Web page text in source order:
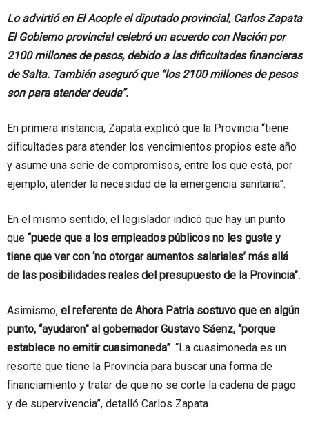
Lo advirtió en El Acople el diputado provincial, Carlos Zapata
El Gobierno provincial celebró un acuerdo con Nación por
2100 millones de pesos, debido a las dificultades financieras
de Salta. También aseguró que “los 2100 millones de pesos
son para atender deuda”.
En primera instancia, Zapata explicó que la Provincia “tiene
dificultades para atender los vencimientos propios este año
y asume una serie de compromisos, entre los que está, por
ejemplo, atender la necesidad de la emergencia sanitaria”.
En el mismo sentido, el legislador indicó que hay un punto
que “puede que a los empleados públicos no les guste y
tiene que ver con ‘no otorgar aumentos salariales’ más allá
de las posibilidades reales del presupuesto de la Provincia”.
Asimismo, el referente de Ahora Patria sostuvo que en algún
punto, “ayudaron” al gobernador Gustavo Sáenz, “porque
establece no emitir cuasimoneda”. “La cuasimoneda es un
resorte que tiene la Provincia para buscar una forma de
financiamiento y tratar de que no se corte la cadena de pago
y de supervivencia”, detalló Carlos Zapata.